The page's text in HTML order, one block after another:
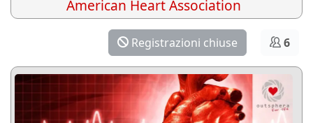
American Heart Association
Registrazioni chiuse 6